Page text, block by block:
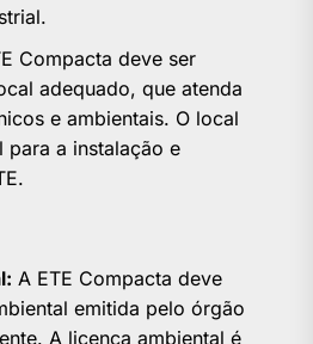
Compacta deve ser
adequado, que atenda
e ambientais. O local
para a instalação e
A ETE Compacta deve
emitida pelo órgão
A licença ambiental é